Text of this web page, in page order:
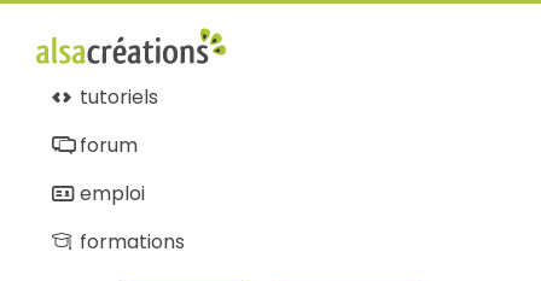
tutoriels
forum
emploi
formations